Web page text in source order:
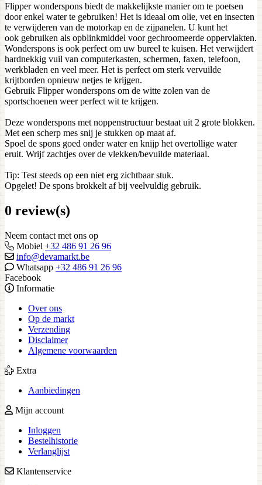
Flipper wonderspons biedt de makkelijkste manier om te poetsen
door enkel water te gebruiken! Het is ideaal om olie, vet en insecten
te verwijderen van de motorkap en de zijpanelen. U kunt het
ook gebruiken als opblinkmiddel voor gechroomeerde oppervlakten.
Wonderspons is ook perfect om uw bureel te kuisen. Het verwijdert
hardnekkig vuil van computerkasten, schermen, faxen, telefoon,
werkbladen en veel meer. Het is perfect om sterk vervuilde
krijtborden opnieuw netjes te krijgen.
Gebruik Flipper wonderspons om de witte zolen van de
sportschoenen weer perfect wit te krijgen.
Deze wonderspons met noppenstructuur bestaat uit 2 grote blokken.
Met een scherp mes snij je stukken op maat af.
Spoel de spons goed onder water en knijp het overtollige water
eruit. Wrijf zachtjes over de vlekken/bevuilde materiaal.
Tip: Test steeds op een niet erg zichtbaar stuk.
Opgelet! De spons brokkelt af bij veelvuldig gebruik.
0 review(s)
Neem contact met ons op
Mobiel +32 486 91 26 96
info@devamarkt.be
Whatsapp +32 486 91 26 96
Facebook
Informatie
Over ons
Op de markt
Verzending
Disclaimer
Algemene voorwaarden
Extra
Aanbiedingen
Mijn account
Inloggen
Bestelhistorie
Verlanglijst
Klantenservice